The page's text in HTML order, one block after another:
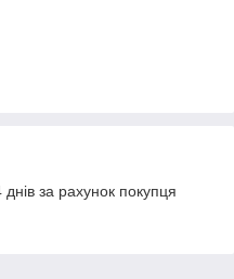
за рахунок покупця